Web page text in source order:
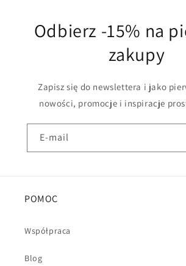
Odbierz -15% na
zakupy
Zapisz się do newslettera i jako
nowości, promocje i inspiracje
E-mail
POMOC
Współpraca
Blog